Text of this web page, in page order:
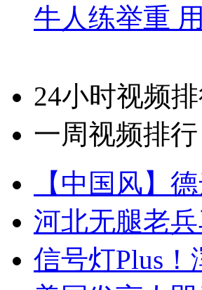
牛人练举重
24小时视频
一周视频排行
【中国风】
河北无腿老
信号灯Plus！